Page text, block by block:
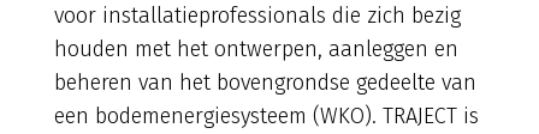
voor installatieprofessionals die zich bezig
houden met het ontwerpen, aanleggen en
beheren van het bovengrondse gedeelte van
een bodemenergiesysteem (WKO). TRAJECT is